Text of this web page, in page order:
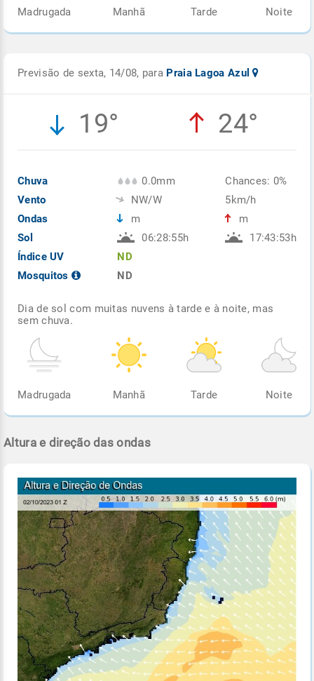
Madrugada Manhã Tarde Noite
Previsão de sexta, 14/08, para Praia Lagoa Azul
19° 24°
Chuva
Vento
Ondas
Sol
Índice UV
Mosquitos
0.0mm
NW/W
m
06:28:55h
ND
ND
Chances: 0%
5km/h
m
17:43:53h
Dia de sol com muitas nuvens à tarde e à noite, mas
sem chuva.
Madrugada Manhã Tarde Noite
Altura e direção das ondas